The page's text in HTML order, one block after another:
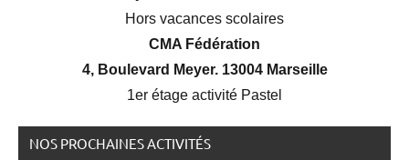
Hors vacances scolaires
CMA Fédération
4, Boulevard Meyer. 13004 Marseille
1er étage activité Pastel
NOS PROCHAINES ACTIVITÉS